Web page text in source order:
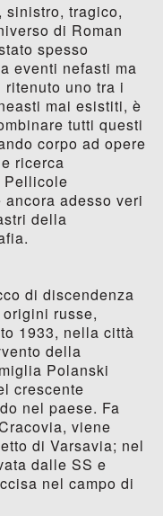
sinistro, tragico,
di Roman
spesso
eventi nefasti ma
uno tra i
mai esistiti, è
tutti questi
corpo ad opere
ricerca
Pellicole
adesso veri
della
di discendenza
russe,
1933, nella città
della
Polanski
crescente
nel paese. Fa
viene
di Varsavia; nel
dalle SS e
nel campo di